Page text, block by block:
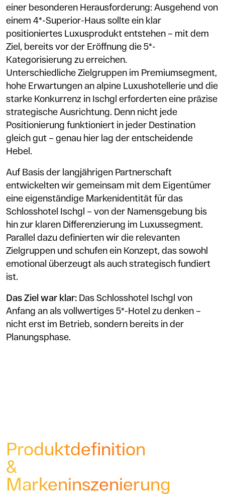
einer besonderen Herausforderung: Ausgehend von
einem 4*-Superior-Haus sollte ein klar
positioniertes Luxusprodukt entstehen – mit dem
Ziel, bereits vor der Eröffnung die 5*-
Kategorisierung zu erreichen.
Unterschiedliche Zielgruppen im Premiumsegment,
hohe Erwartungen an alpine Luxushotellerie und die
starke Konkurrenz in Ischgl erforderten eine präzise
strategische Ausrichtung. Denn nicht jede
Positionierung funktioniert in jeder Destination
gleich gut – genau hier lag der entscheidende
Hebel.
Auf Basis der langjährigen Partnerschaft
entwickelten wir gemeinsam mit dem Eigentümer
eine eigenständige Markenidentität für das
Schlosshotel Ischgl – von der Namensgebung bis
hin zur klaren Differenzierung im Luxussegment.
Parallel dazu definierten wir die relevanten
Zielgruppen und schufen ein Konzept, das sowohl
emotional überzeugt als auch strategisch fundiert
ist.
Das Ziel war klar: Das Schlosshotel Ischgl von
Anfang an als vollwertiges 5*-Hotel zu denken –
nicht erst im Betrieb, sondern bereits in der
Planungsphase.
Produktdefinition
&
Markeninszenierung